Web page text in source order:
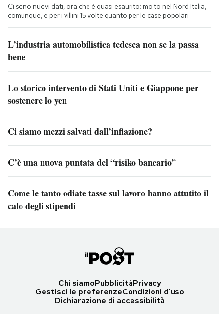
Ci sono nuovi dati, ora che è quasi esaurito: molto nel Nord Italia,
comunque, e per i villini 15 volte quanto per le case popolari
L’industria automobilistica tedesca non se la passa
bene
Lo storico intervento di Stati Uniti e Giappone per
sostenere lo yen
Ci siamo mezzi salvati dall’inflazione?
C’è una nuova puntata del “risiko bancario”
Come le tanto odiate tasse sul lavoro hanno attutito il
calo degli stipendi
Chi siamoPubblicitàPrivacy
Gestisci le preferenzeCondizioni d'uso
Dichiarazione di accessibilità